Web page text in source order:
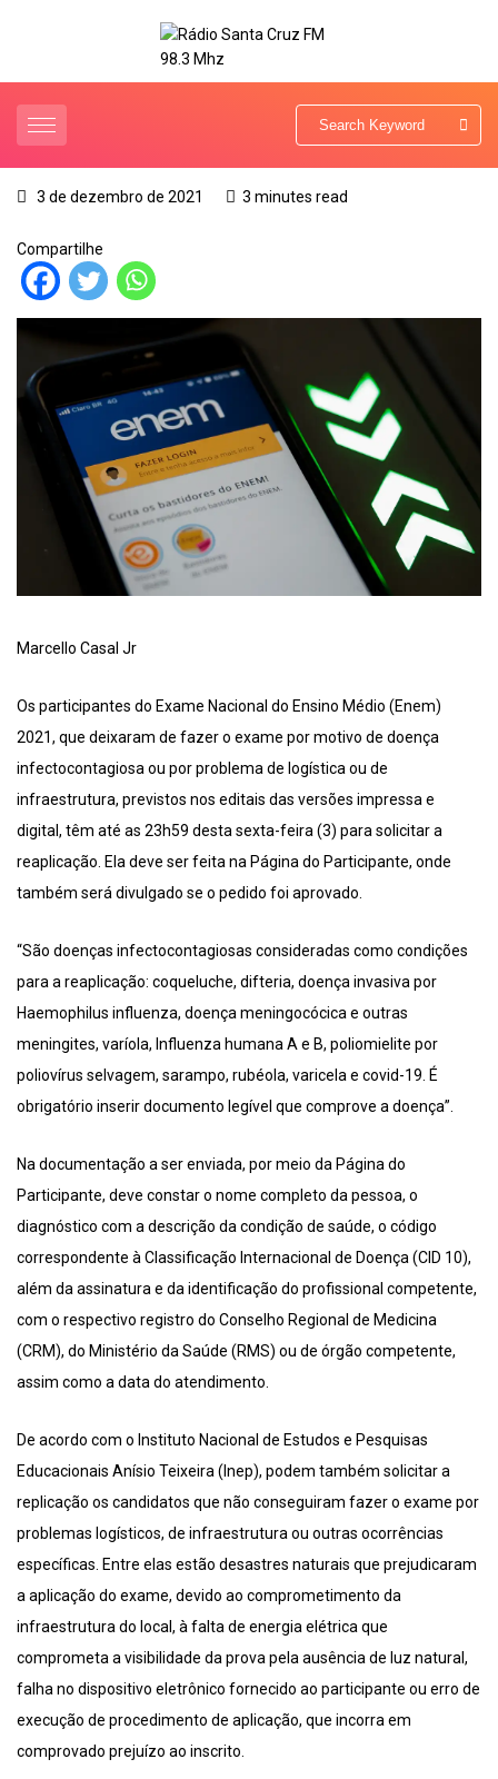
3 de dezembro de 2021 3 minutes read
Compartilhe
Marcello Casal Jr
Os participantes do Exame Nacional do Ensino Médio (Enem)
2021, que deixaram de fazer o exame por motivo de doença
infectocontagiosa ou por problema de logística ou de
infraestrutura, previstos nos editais das versões impressa e
digital, têm até as 23h59 desta sexta-feira (3) para solicitar a
reaplicação. Ela deve ser feita na Página do Participante, onde
também será divulgado se o pedido foi aprovado.
“São doenças infectocontagiosas consideradas como condições
para a reaplicação: coqueluche, difteria, doença invasiva por
Haemophilus influenza, doença meningocócica e outras
meningites, varíola, Influenza humana A e B, poliomielite por
poliovírus selvagem, sarampo, rubéola, varicela e covid-19. É
obrigatório inserir documento legível que comprove a doença”.
Na documentação a ser enviada, por meio da Página do
Participante, deve constar o nome completo da pessoa, o
diagnóstico com a descrição da condição de saúde, o código
correspondente à Classificação Internacional de Doença (CID 10),
além da assinatura e da identificação do profissional competente,
com o respectivo registro do Conselho Regional de Medicina
(CRM), do Ministério da Saúde (RMS) ou de órgão competente,
assim como a data do atendimento.
De acordo com o Instituto Nacional de Estudos e Pesquisas
Educacionais Anísio Teixeira (Inep), podem também solicitar a
replicação os candidatos que não conseguiram fazer o exame por
problemas logísticos, de infraestrutura ou outras ocorrências
específicas. Entre elas estão desastres naturais que prejudicaram
a aplicação do exame, devido ao comprometimento da
infraestrutura do local, à falta de energia elétrica que
comprometa a visibilidade da prova pela ausência de luz natural,
falha no dispositivo eletrônico fornecido ao participante ou erro de
execução de procedimento de aplicação, que incorra em
comprovado prejuízo ao inscrito.